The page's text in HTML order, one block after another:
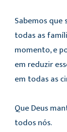
Sabemos
todas as
momento, e
em reduzir
em todas as
Que Deus
todos nós.